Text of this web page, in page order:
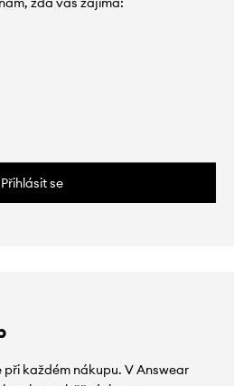
Přihlásit se
každém nákupu. V Answear